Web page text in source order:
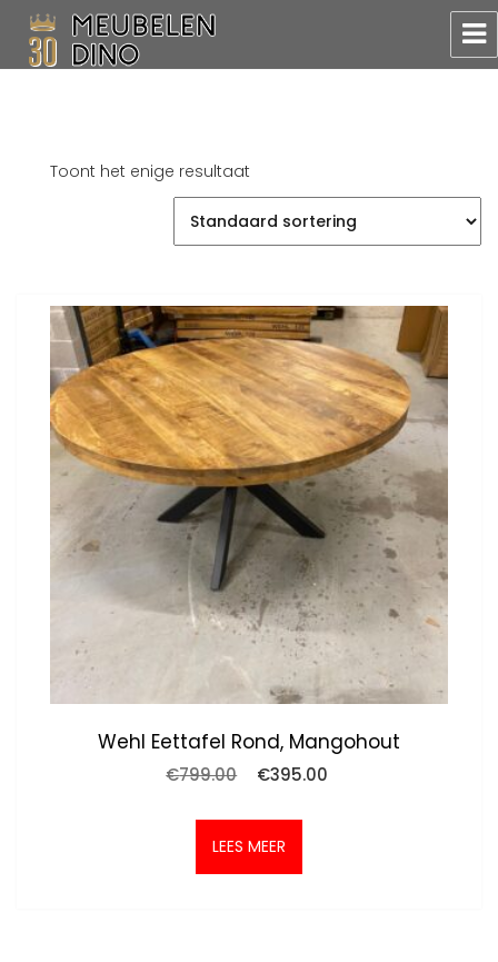
Toont het enige resultaat
Wehl Eettafel Rond, Mangohout
€799.00
Oorspronkelijke
was:
€799.00.
€395.00
LEES MEER